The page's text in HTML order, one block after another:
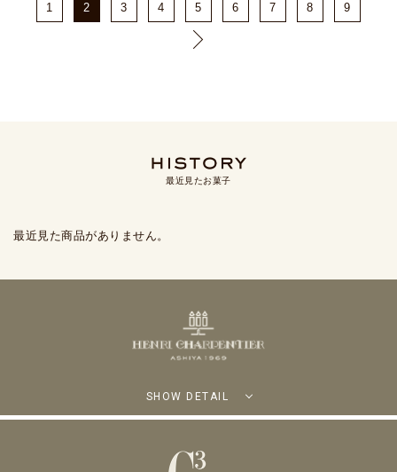
1 2 3 4 5 6 7 8 9
最近見たお菓子
最近見た商品がありません。
SHOW DETAIL